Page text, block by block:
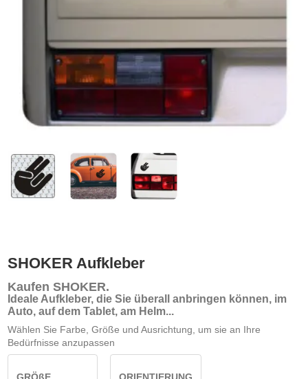
SHOKER Aufkleber
Kaufen SHOKER.
Ideale Aufkleber, die Sie überall anbringen können, im
Auto, auf dem Tablet, am Helm...
Wählen Sie Farbe, Größe und Ausrichtung, um sie an Ihre
Bedürfnisse anzupassen
GRÖßE
ORIENTIERUNG